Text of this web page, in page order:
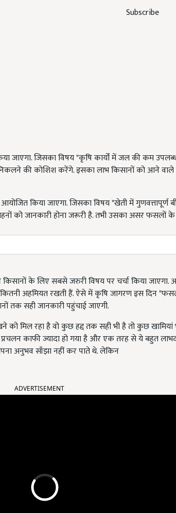
Subscribe
जाएगा. जिसका विषय "कृषि कार्यों में जल की कम
की कोशिश करेंगे. इसका लाभ किसानों को आने
किया जाएगा. जिसका विषय "खेती में गुणवत्तापूर्ण
को जानकारी होना जरूरी है. तभी उसका असर फसलों
पर चर्चा" की जाएगी. इसके लिए भी कृषि जागरण
के लिए सबसे जरुरी विषय पर चर्चा किया जाएगा.
अहमियत रखती हैं. ऐसे में कृषि जागरण इस दिन
तक सही जानकारी पहुंचाई जाएगी.
मिल रहा है वो कुछ हद्द तक सही भी है तो कुछ खामियां
काफी ज्यादा हो गया है और एक तरह से ये बहुत
अनुभव साँझा नहीं कर पाते थे. लेकिन
ADVERTISEMENT